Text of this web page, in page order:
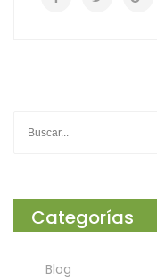
Categorías
Blog